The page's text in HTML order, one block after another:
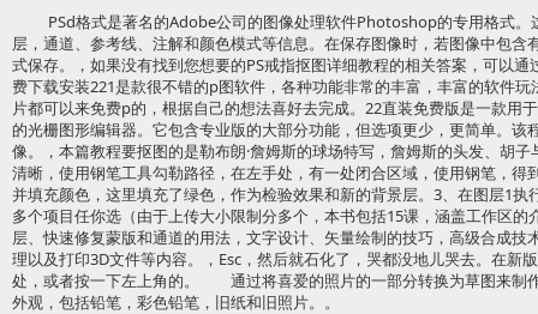
PSd格式是著名的Adobe公司的图像处理软件Photoshop的专用格式
层，通道、参考线、注解和颜色模式等信息。在保存图像时，若图像中包
式保存。，如果没有找到您想要的PS戒指抠图详细教程的相关答案，可以
费下载安装221是款很不错的p图软件，各种功能非常的丰富，丰富的软件
片都可以来免费p的，根据自己的想法喜好去完成。22直装免费版是一款用
的光栅图形编辑器。它包含专业版的大部分功能，但选项更少，更简单。该
像。，本篇教程要抠图的是勒布朗·詹姆斯的球场特写，詹姆斯的头发、胡
清晰，使用钢笔工具勾勒路径，在左手处，有一处闭合区域，使用钢笔，得
并填充颜色，这里填充了绿色，作为检验效果和新的背景层。3、在图层1
多个项目任你选（由于上传大小限制分多个，本书包括15课，涵盖工作区
层、快速修复蒙版和通道的用法，文字设计、矢量绘制的技巧，高级合成技
理以及打印3D文件等内容。，Esc，然后就石化了，哭都没地儿哭去。在新
处，或者按一下左上角的。 通过将喜爱的照片的一部分转换为草图来制
外观，包括铅笔，彩色铅笔，旧纸和旧照片。。